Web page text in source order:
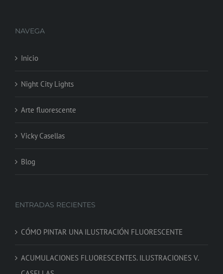
NAVEGA
Inicio
Night City Lights
Arte fluorescente
Vicky Casellas
Blog
ENTRADAS RECIENTES
CÓMO PINTAR UNA ILUSTRACIÓN FLUORESCENTE
ACUMULACIONES FLUORESCENTES. ILUSTRACIONES V.